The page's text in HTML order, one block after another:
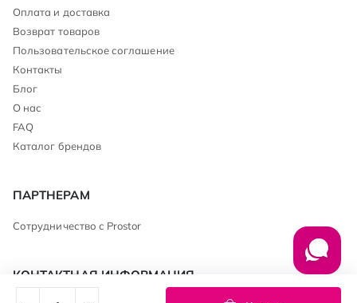
Оплата и доставка
Возврат товаров
Пользовательское соглашение
Контакты
Блог
О нас
FAQ
Каталог брендов
ПАРТНЕРАМ
Сотрудничество с Prostor
КОНТАКТНАЯ ИНФОРМАЦИЯ